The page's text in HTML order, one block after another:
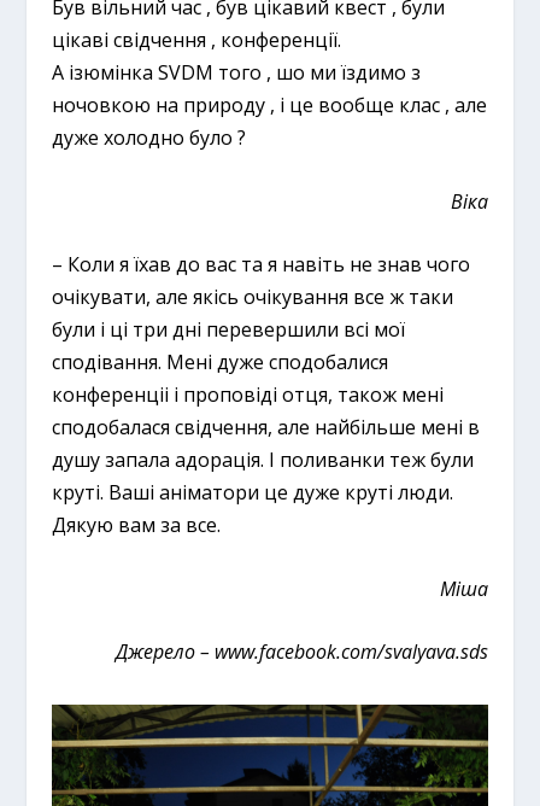
Був вільний час , був цікавий квест , були
цікаві свідчення , конференції.
А ізюмінка SVDM того , шо ми їздимо з
ночовкою на природу , і це вообще клас , але
дуже холодно було ?
Віка
– Коли я їхав до вас та я навіть не знав чого
очікувати, але якісь очікування все ж таки
були і ці три дні перевершили всі мої
сподівання. Мені дуже сподобалися
конференціі і проповіді отця, також мені
сподобалася свідчення, але найбільше мені в
душу запала адорація. І поливанки теж були
круті. Ваші аніматори це дуже круті люди.
Дякую вам за все.
Міша
Джерело – www.facebook.com/svalyava.sds